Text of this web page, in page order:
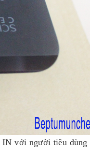
với người tiêu dùng